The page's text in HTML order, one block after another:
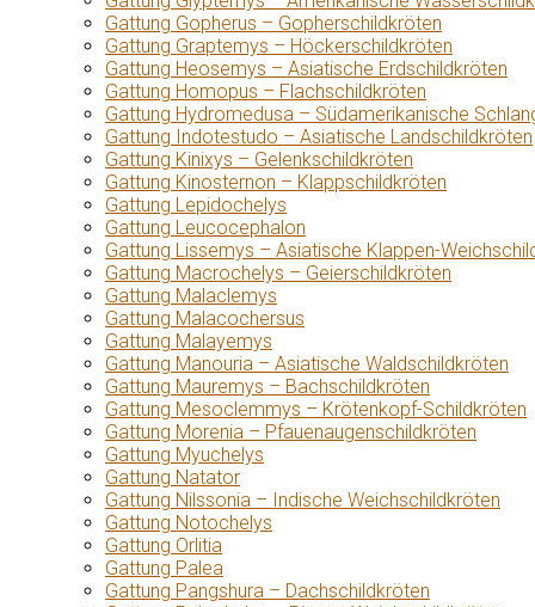
Gattung Gopherus – Gopherschildkröten
Gattung Graptemys – Höckerschildkröten
Gattung Heosemys – Asiatische Erdschildkröten
Gattung Homopus – Flachschildkröten
Gattung Hydromedusa – Südamerikanische
Gattung Indotestudo – Asiatische Landschildkröten
Gattung Kinixys – Gelenkschildkröten
Gattung Kinosternon – Klappschildkröten
Gattung Lepidochelys
Gattung Leucocephalon
Gattung Lissemys – Asiatische Klappen-
Gattung Macrochelys – Geierschildkröten
Gattung Malaclemys
Gattung Malacochersus
Gattung Malayemys
Gattung Manouria – Asiatische Waldschildkröten
Gattung Mauremys – Bachschildkröten
Gattung Mesoclemmys – Krötenkopf-Schildkröten
Gattung Morenia – Pfauenaugenschildkröten
Gattung Myuchelys
Gattung Natator
Gattung Nilssonia – Indische Weichschildkröten
Gattung Notochelys
Gattung Orlitia
Gattung Palea
Gattung Pangshura – Dachschildkröten